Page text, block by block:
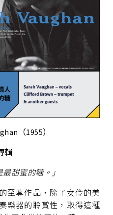
（1955）
輯
甜蜜的糖。」
至尊作品，除了女伶的美
樂器的聆賞性，取得這種